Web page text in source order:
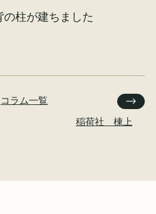
柱が建ちました
コラム一覧
稲荷社 棟上